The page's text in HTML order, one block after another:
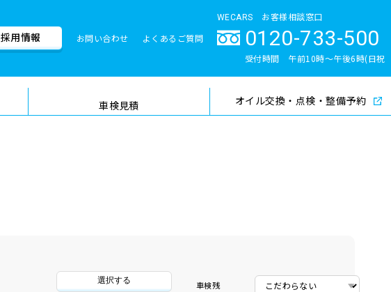
検索
採用情報 お問い合わせ よくあるご質問
WECARS お客様相談窓口
0120-733-500
受付時間 午前10時〜午後6時(日祝
車検見積
品質管理とサポート体制
オイル交換・点検・整備予約
選択する 車検残